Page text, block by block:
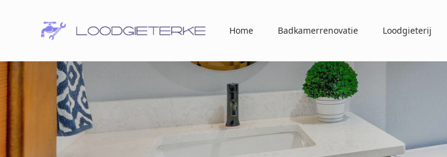
Home Badkamerrenovatie Loodgieterij